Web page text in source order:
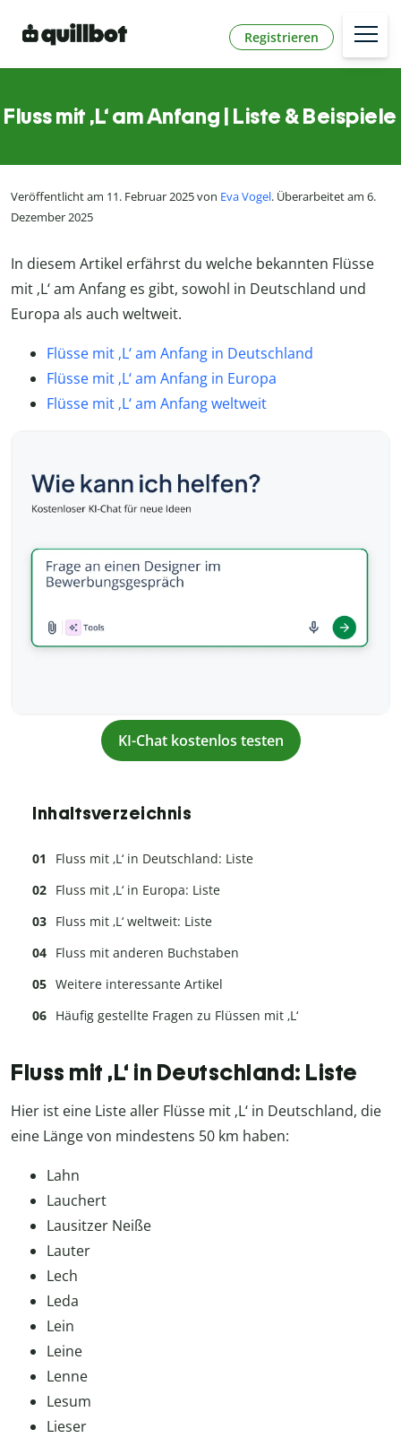
Registrieren
Fluss mit ‚L‘ am Anfang | Liste & Beispiele
Veröffentlicht am 11. Februar 2025 von Eva Vogel. Überarbeitet am 6.
Dezember 2025
In diesem Artikel erfährst du welche bekannten Flüsse
mit ‚L‘ am Anfang es gibt, sowohl in Deutschland und
Europa als auch weltweit.
Flüsse mit ‚L‘ am Anfang in Deutschland
Flüsse mit ‚L‘ am Anfang in Europa
Flüsse mit ‚L‘ am Anfang weltweit
KI-Chat kostenlos testen
Inhaltsverzeichnis
Fluss mit ‚L‘ in Deutschland: Liste
Fluss mit ‚L‘ in Europa: Liste
Fluss mit ‚L‘ weltweit: Liste
Fluss mit anderen Buchstaben
Weitere interessante Artikel
Häufig gestellte Fragen zu Flüssen mit ‚L‘
Fluss mit ‚L‘ in Deutschland: Liste
Hier ist eine Liste aller Flüsse mit ‚L‘ in Deutschland, die
eine Länge von mindestens 50 km haben:
Lahn
Lauchert
Lausitzer Neiße
Lauter
Lech
Leda
Lein
Leine
Lenne
Lesum
Lieser